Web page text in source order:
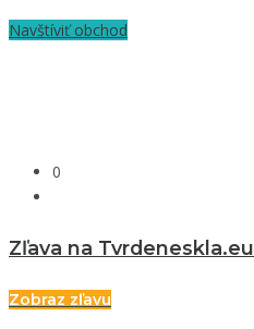
Navštíviť obchod
0
Zľava na Tvrdeneskla.eu
Zobraz zľavu